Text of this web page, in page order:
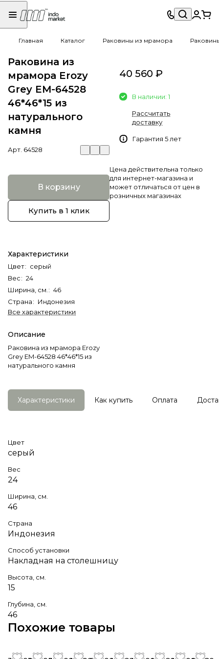
Главная Каталог Раковины из мрамора
Раковина из
мрамора Erozy
Grey EM-64528
46*46*15 из
натурального
камня
Арт. 64528
В корзину
Купить в 1 клик
Характеристики
Цвет: серый
Вес: 24
Ширина, см. : 46
Страна: Индонезия
Все характеристики
Описание
Раковина из мрамора Erozy
Grey EM-64528 46*46*15 из
натурального камня
40 560 ₽
В наличии: 1
Рассчитать
доставку
Гарантия 5 лет
Цена действительна только
для интернет-магазина и
может отличаться от цен в
розничных магазинах
Характеристики Как купить Оплата
Цвет
серый
Вес
24
Ширина, см.
46
Страна
Индонезия
Способ установки
Накладная на столешницу
Высота, см.
15
Глубина, см.
46
Похожие товары